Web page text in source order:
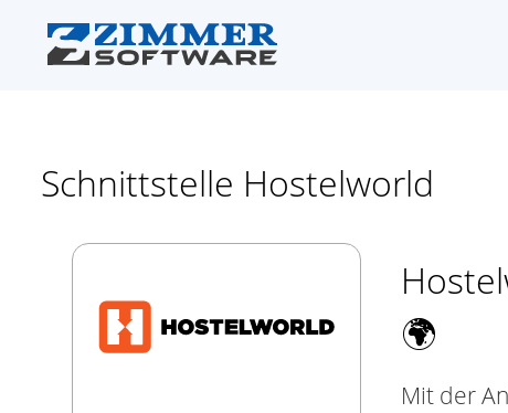
Schnittstelle Hostelworld
🌍
Mit der